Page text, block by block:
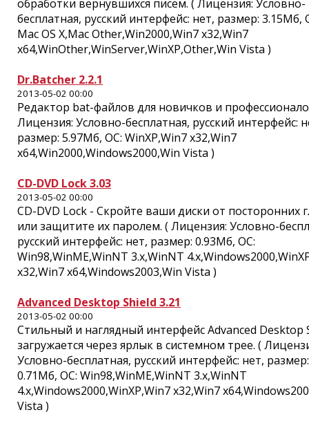
обработки вернувшихся писем. ( Лицензия: Условно-
бесплатная, русский интерфейс: нет, размер: 3.15Мб,
Mac OS X,Mac Other,Win2000,Win7 x32,Win7
x64,WinOther,WinServer,WinXP,Other,Win Vista )
Dr.Batcher 2.2.1
2013-05-02 00:00
Редактор bat-файлов для новичков и
Лицензия: Условно-бесплатная, русский интерфейс:
размер: 5.97Мб, ОС: WinXP,Win7 x32,Win7
x64,Win2000,Windows2000,Win Vista )
CD-DVD Lock 3.03
2013-05-02 00:00
CD-DVD Lock - Скройте ваши диски от посторонних
или защитите их паролем. ( Лицензия: Условно-
русский интерфейс: нет, размер: 0.93Мб, ОС:
Win98,WinME,WinNT 3.x,WinNT
x32,Win7 x64,Windows2003,Win Vista )
Advanced Desktop Shield 3.21
2013-05-02 00:00
Стильный и наглядный интерфейс Advanced Desktop
загружается через ярлык в системном трее. (
Условно-бесплатная, русский интерфейс: нет, размер:
0.71Мб, ОС: Win98,WinME,WinNT 3.x,WinNT
4.x,Windows2000,WinXP,Win7 x32,Win7
Vista )